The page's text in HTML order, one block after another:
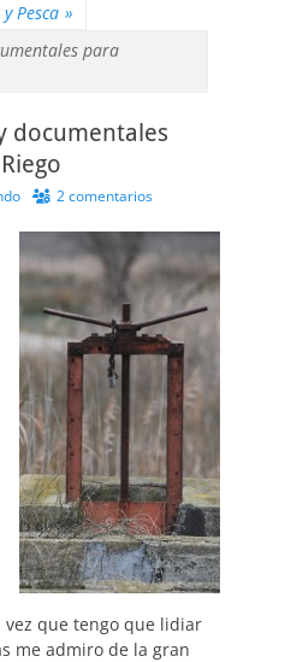
Pesca »
para
documentales
2 comentarios
vez que tengo que lidiar
me admiro de la gran